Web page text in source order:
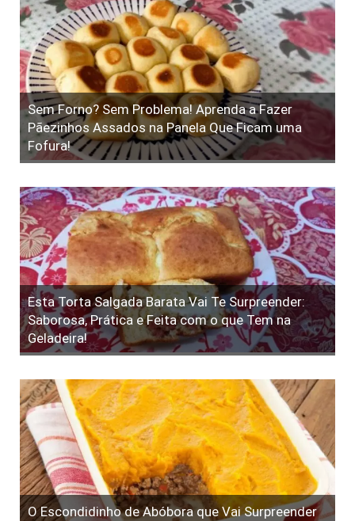
Sem Forno? Sem Problema! Aprenda a Fazer
Pãezinhos Assados na Panela Que Ficam uma
Fofura!
Esta Torta Salgada Barata Vai Te Surpreender:
Saborosa, Prática e Feita com o que Tem na
Geladeira!
O Escondidinho de Abóbora que Vai Surpreender